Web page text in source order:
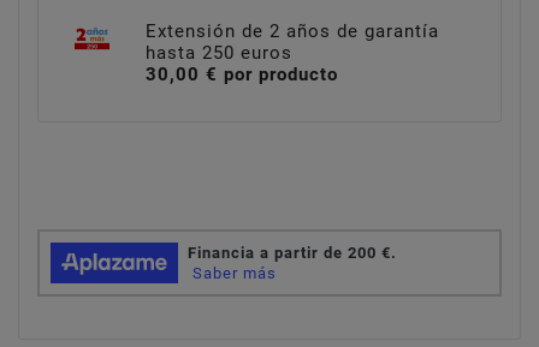
Extensión de 2 años de garantía
hasta 250 euros
30,00 € por producto